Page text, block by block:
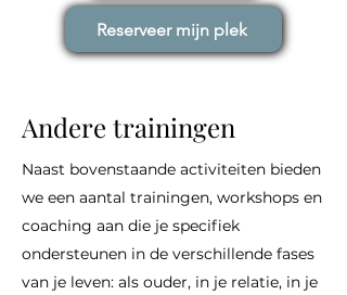
Reserveer mijn plek
Andere trainingen
Naast bovenstaande activiteiten bieden
we een aantal trainingen, workshops en
coaching aan die je specifiek
ondersteunen in de verschillende fases
van je leven: als ouder, in je relatie, in je